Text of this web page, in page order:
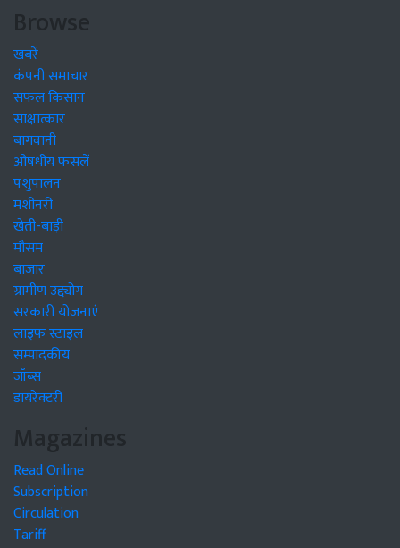
Browse
खबरें
कंपनी समाचार
सफल किसान
साक्षात्कार
बागवानी
औषधीय फसलें
पशुपालन
मशीनरी
खेती-बाड़ी
मौसम
बाजार
ग्रामीण उद्द्योग
सरकारी योजनाएं
लाइफ स्टाइल
सम्पादकीय
जॉब्स
डायरेक्टरी
Magazines
Read Online
Subscription
Circulation
Tariff